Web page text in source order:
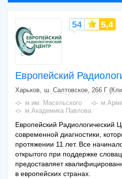
Европейский
54 5,4
Харьков
ш. Салтовское, 266 Г
м.им. Масельского
м.Академика Павлова
Европейский Радиологический
современной диагностики,
протяжении 11 лет. Все
открытого при поддержке
предоставляет
в европейских странах.